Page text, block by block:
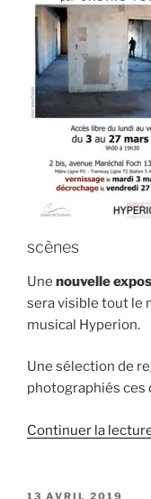
scènes
Une nouvelle
sera visible tout le
musical Hyperion.
Une sélection de
photographiés ces
Continuer la
PUBLIÉ
13 AVRIL 2019